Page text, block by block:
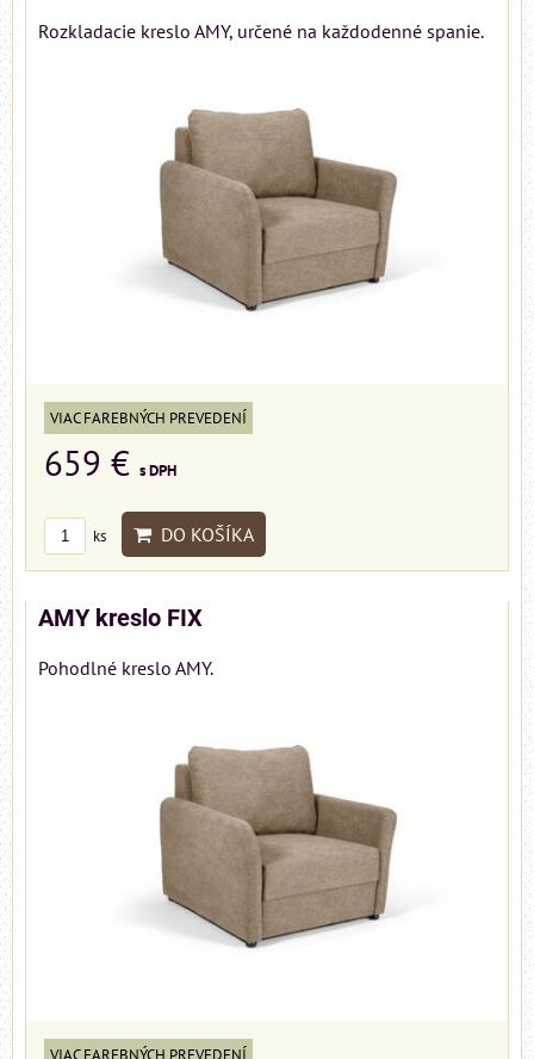
Rozkladacie kreslo AMY, určené na každodenné spanie.
VIAC FAREBNÝCH PREVEDENÍ
659 € s DPH
ks DO KOŠÍKA
AMY kreslo FIX
Pohodlné kreslo AMY.
VIAC FAREBNÝCH PREVEDENÍ